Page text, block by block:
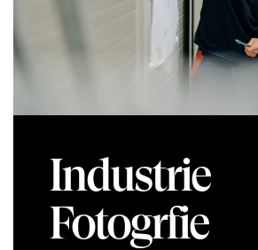
Industrie
Fotogrfie